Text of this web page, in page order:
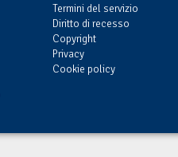
Termini del servizio
Diritto di recesso
Copyright
Privacy
Cookie policy